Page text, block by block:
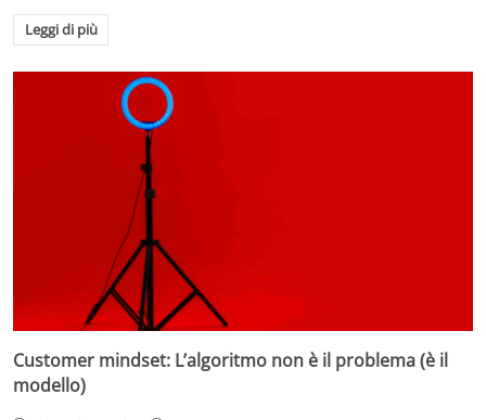
Leggi di più
Customer mindset: L’algoritmo non è il problema (è il
modello)